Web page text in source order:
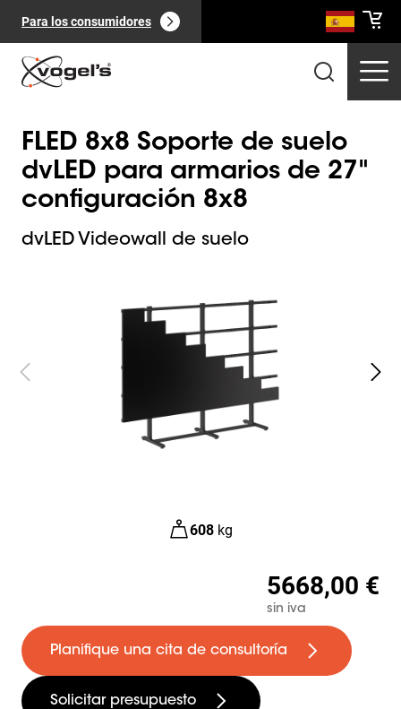
Para los consumidores
Productos profesionales (
0
FLED 8x8 Soporte de suelo
dvLED para armarios de 27"
configuración 8x8
dvLED Videowall de suelo
608 kg
5668,00 €
sin iva
Planifique una cita de consultoría
Solicitar presupuesto